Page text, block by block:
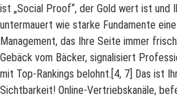
ist „Social Proof“, der Gold wert ist und
untermauert wie starke Fundamente
Management, das Ihre Seite immer
Gebäck vom Bäcker, signalisiert
mit Top-Rankings belohnt.[4, 7] Das ist
Sichtbarkeit! Online-Vertriebskanäle,